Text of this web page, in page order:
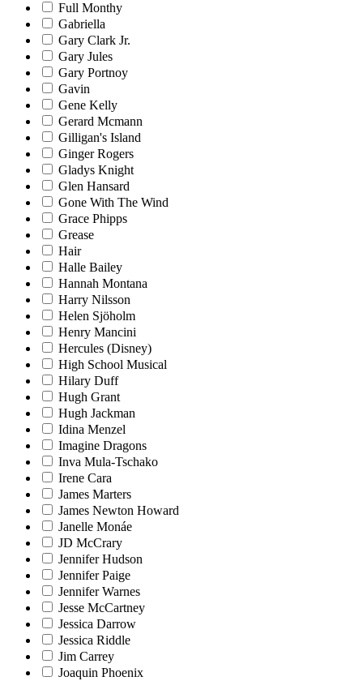
Full Monthy
Gabriella
Gary Clark Jr.
Gary Jules
Gary Portnoy
Gavin
Gene Kelly
Gerard Mcmann
Gilligan's Island
Ginger Rogers
Gladys Knight
Glen Hansard
Gone With The Wind
Grace Phipps
Grease
Hair
Halle Bailey
Hannah Montana
Harry Nilsson
Helen Sjöholm
Henry Mancini
Hercules (Disney)
High School Musical
Hilary Duff
Hugh Grant
Hugh Jackman
Idina Menzel
Imagine Dragons
Inva Mula-Tschako
Irene Cara
James Marters
James Newton Howard
Janelle Monáe
JD McCrary
Jennifer Hudson
Jennifer Paige
Jennifer Warnes
Jesse McCartney
Jessica Darrow
Jessica Riddle
Jim Carrey
Joaquin Phoenix